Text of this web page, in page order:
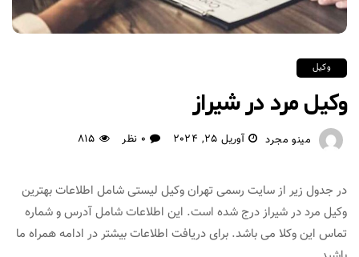
وکیل
وکیل مرد در شیراز
مینو مجرد آوریل 25, 2024 0 نظر 815
در جدول زیر از سایت رسمی تهران وکیل لیستی شامل اطلاعات بهترین
وکیل مرد در شیراز درج شده است. این اطلاعات شامل آدرس و شماره
تماس این وکلا می باشد. برای دریافت اطلاعات بیشتر در ادامه همراه ما